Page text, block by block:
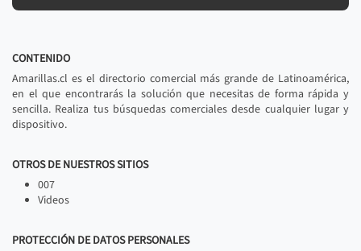
CONTENIDO
Amarillas.cl es el directorio comercial más grande de Latinoamérica,
en el que encontrarás la solución que necesitas de forma rápida y
sencilla. Realiza tus búsquedas comerciales desde cualquier lugar y
dispositivo.
OTROS DE NUESTROS SITIOS
007
Videos
PROTECCIÓN DE DATOS PERSONALES